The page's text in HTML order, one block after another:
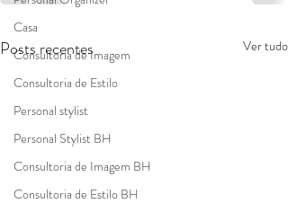
Casa
Consultoria de Imagem
Consultoria de Estilo
Personal stylist
Personal Stylist BH
Consultoria de Imagem BH
Consultoria de Estilo BH
Posts recentes Ver tudo